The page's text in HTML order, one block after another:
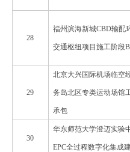
28
福州滨海新城CBD输配
交通枢纽项目施工阶段
29
北京大兴国际机场临空
务岛北区专类运动场馆
承包
30
华东师范大学澄迈实验
EPC全过程数字化集成